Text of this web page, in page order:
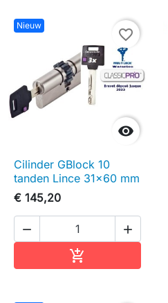
Nieuw

favorite_border
Cilinder GBlock 10
tanden Lince 31x60 mm
€ 145,20
 
